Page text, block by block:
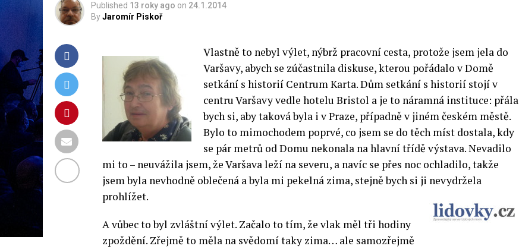
Published 13 roky ago on 24.1.2014
ByJaromír Piskoř
Vlastně to nebyl výlet, nýbrž pracovní cesta, protože jsem jela do
Varšavy, abych se zúčastnila diskuse, kterou pořádalo v Domě
setkání s historií Centrum Karta. Dům setkání s historií stojí v
centru Varšavy vedle hotelu Bristol a je to náramná instituce: přála
bych si, aby taková byla i v Praze, případně v jiném českém městě.
Bylo to mimochodem poprvé, co jsem se do těch míst dostala, kdy
se pár metrů od Domu nekonala na hlavní třídě výstava. Nevadilo
mi to – neuvážila jsem, že Varšava leží na severu, a navíc se přes noc ochladilo, takže
jsem byla nevhodně oblečená a byla mi pekelná zima, stejně bych si ji nevydržela
prohlížet.
A vůbec to byl zvláštní výlet. Začalo to tím, že vlak měl tři hodiny
zpoždění. Zřejmě to měla na svědomí taky zima… ale samozřejmě